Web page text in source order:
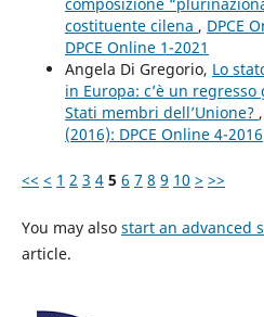
costituente cilena , DPCE
DPCE Online 1-2021
Angela Di Gregorio, Lo
in Europa: c’è un
Stati membri dell’Unione? ,
(2016): DPCE Online 4-2016
<< < 1 2 3 4 5 6 7 8 9 10 > >>
You may also start an advanced
article.